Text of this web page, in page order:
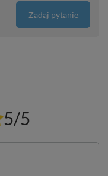
Zadaj pytanie
5/5